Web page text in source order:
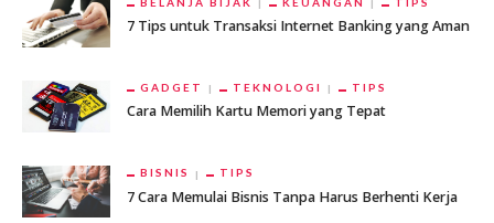
7 Tips untuk Transaksi Internet Banking yang Aman
GADGET TEKNOLOGI TIPS
Cara Memilih Kartu Memori yang Tepat
BISNIS TIPS
7 Cara Memulai Bisnis Tanpa Harus Berhenti Kerja